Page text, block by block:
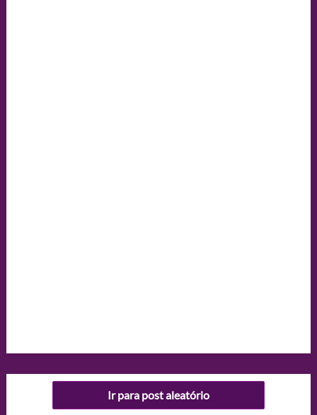
Ir para post aleatório